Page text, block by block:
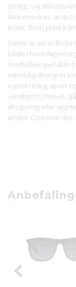
ansigt, og
ikke mærker, at du
linser, brun plast
Dette er en solbrille
både i hverdagen
modvirker genskin
samtidig skærper
egnet til leg, sport
vandsport i havet,
shopping eller
andet. Opbevar